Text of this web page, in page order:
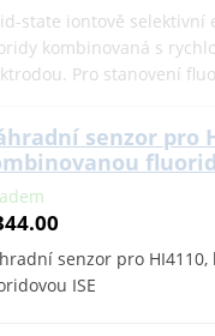
state iontově selektivní
kombinovaná s
Pro stanovení
senzor pro
senzor pro HI4110,
ISE